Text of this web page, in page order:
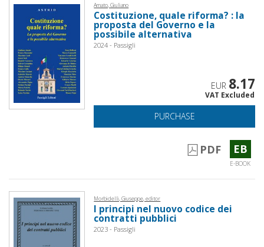
Amato, Giuliano
Costituzione, quale riforma? : la
proposta del Governo e la
possibile alternativa
2024 - Passigli
EUR 8.17
VAT Excluded
PURCHASE
PDF EB
E-BOOK
Morbidelli, Giuseppe, editor
I principi nel nuovo codice dei
contratti pubblici
2023 - Passigli